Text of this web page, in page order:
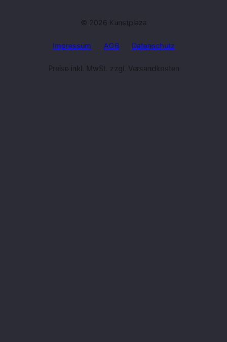
© 2026 Kunstplaza
Impressum AGB Datenschutz
Preise inkl. MwSt. zzgl. Versandkosten